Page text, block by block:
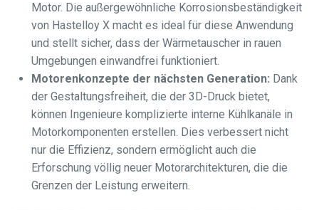
Motor. Die außergewöhnliche Korrosionsbeständigkeit
von Hastelloy X macht es ideal für diese Anwendung
und stellt sicher, dass der Wärmetauscher in rauen
Umgebungen einwandfrei funktioniert.
Motorenkonzepte der nächsten Generation: Dank
der Gestaltungsfreiheit, die der 3D-Druck bietet,
können Ingenieure komplizierte interne Kühlkanäle in
Motorkomponenten erstellen. Dies verbessert nicht
nur die Effizienz, sondern ermöglicht auch die
Erforschung völlig neuer Motorarchitekturen, die die
Grenzen der Leistung erweitern.